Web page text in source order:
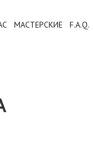
МАСТЕРСКИЕ F.A.Q.